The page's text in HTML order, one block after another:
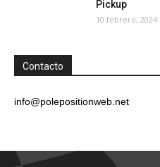
Pickup
10 febrero, 2024
Contacto
info@polepositionweb.net